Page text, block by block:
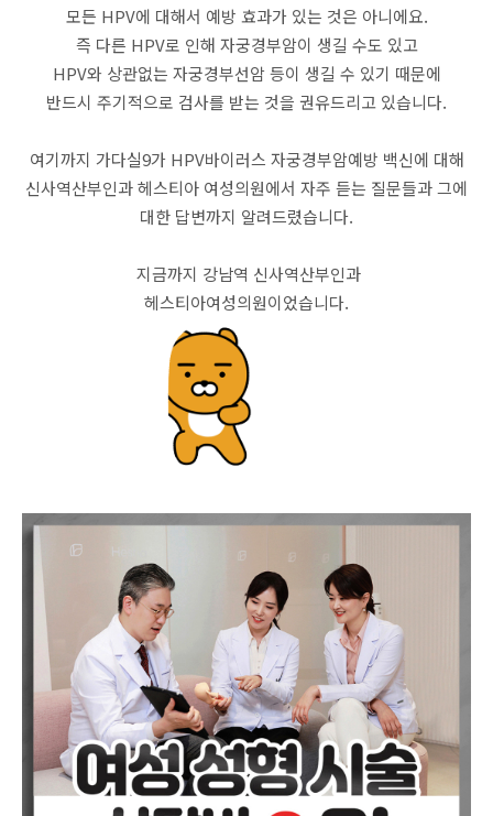
모든 HPV에 대해서 예방 효과가 있는 것은 아니에요.
즉 다른 HPV로 인해 자궁경부암이 생길 수도 있고
HPV와 상관없는 자궁경부선암 등이 생길 수 있기 때문에
반드시 주기적으로 검사를 받는 것을 권유드리고 있습니다.
여기까지 가다실9가 HPV바이러스 자궁경부암예방 백신에 대해
신사역산부인과 헤스티아 여성의원에서 자주 듣는 질문들과 그에
대한 답변까지 알려드렸습니다.
지금까지 강남역 신사역산부인과
헤스티아여성의원이었습니다.